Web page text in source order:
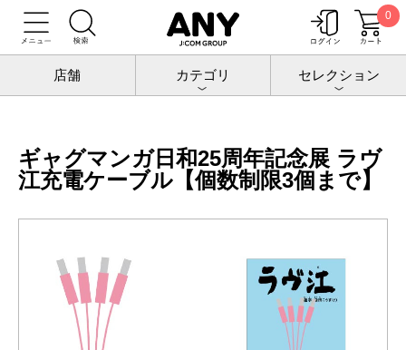
0
店舗 カテゴリ セレクション
トップ
増田こうすけ劇場 ギャグマンガ日和25周年記念展
グッズ
ギャグマンガ日和25周年記念展 ラヴ江充電ケーブル【個数制限3個まで】
ギャグマンガ日和25周年記念展 ラヴ
江充電ケーブル【個数制限3個まで】